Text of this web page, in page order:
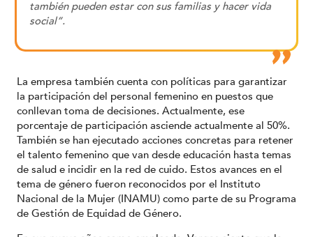
también pueden estar con sus familias y hacer vida
social”.
La empresa también cuenta con políticas para garantizar
la participación del personal femenino en puestos que
conllevan toma de decisiones. Actualmente, ese
porcentaje de participación asciende actualmente al 50%.
También se han ejecutado acciones concretas para retener
el talento femenino que van desde educación hasta temas
de salud e incidir en la red de cuido. Estos avances en el
tema de género fueron reconocidos por el Instituto
Nacional de la Mujer (INAMU) como parte de su Programa
de Gestión de Equidad de Género.